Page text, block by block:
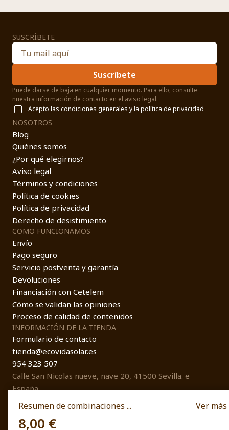
Resumen de combinaciones ... Ver más
8,00 €
SUSCRÍBETE
Suscríbete
Puede darse de baja en cualquier momento. Para ello, consulte
nuestra información de contacto en el aviso legal.
Acepto las condiciones generales y la política de privacidad
NOSOTROS
Blog
Quiénes somos
¿Por qué elegirnos?
Aviso legal
Términos y condiciones
Política de cookies
Política de privacidad
Derecho de desistimiento
COMO FUNCIONAMOS
Envío
Pago seguro
Servicio postventa y garantía
Devoluciones
Financiación con Cetelem
Cómo se validan las opiniones
Proceso de calidad de contenidos
INFORMACIÓN DE LA TIENDA
Formulario de contacto
tienda@ecovidasolar.es
954 323 507
Calle San Nicolas nueve, nave 20, 41500 Sevilla. e
España